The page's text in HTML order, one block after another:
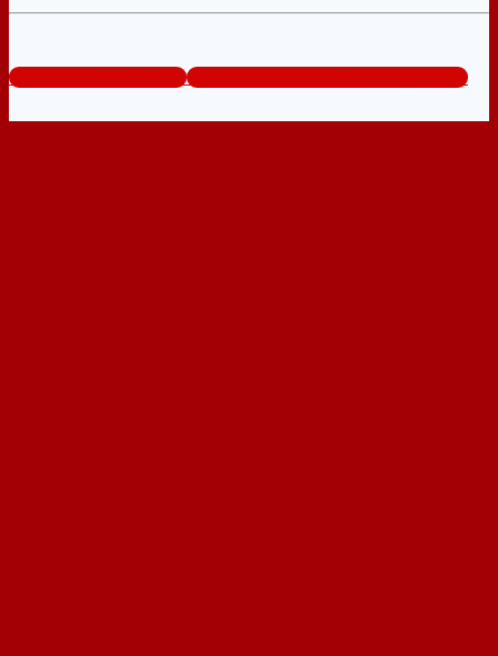
www.sieuthicuanhua.net Tổng đài tư vấn miễn phí: 0824.400.400